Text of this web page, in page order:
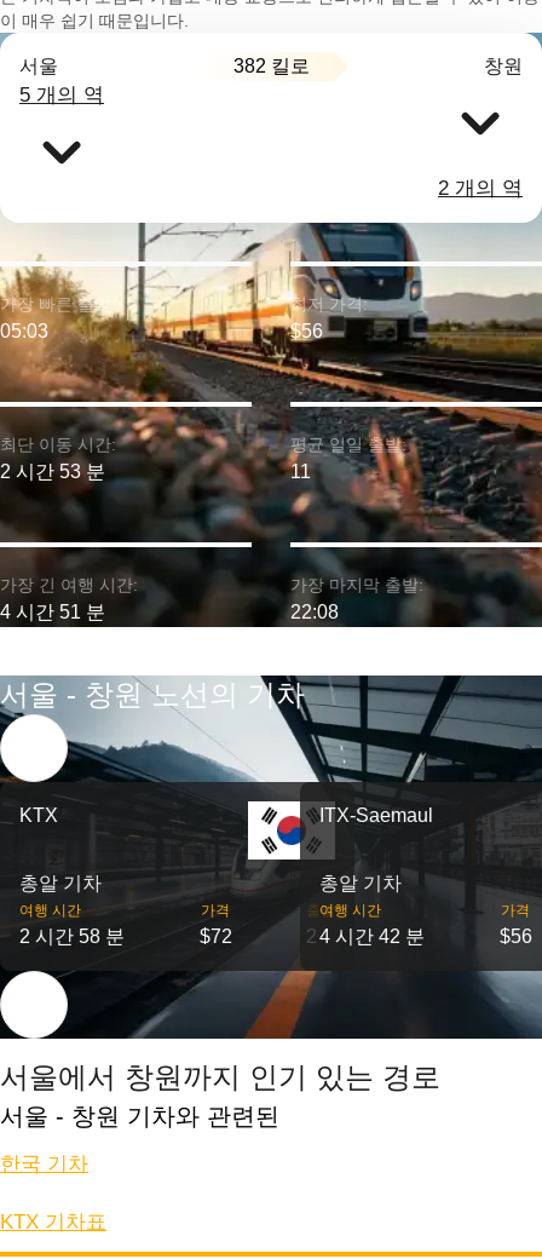
이 매우 쉽기 때문입니다.
서울 382 킬로 창원
5 개의 역
2 개의 역
최단 이동 시간:
2 시간 53 분
가장 빠른 출발:
05:03
가장 긴 여행 시간:
4 시간 51 분
최저 가격:
$56
평균 일일 출발:
11
가장 마지막 출발:
22:08
서울 - 창원 노선의 기차
KTX
총알 기차
여행 시간
2 시간 58 분
가격
$72
출발
2
ITX-Saemaul
총알 기차
여행 시간
4 시간 42 분
가격
$56
서울에서 창원까지 인기 있는 경로
서울 - 창원 기차와 관련된
한국 기차
KTX 기차표